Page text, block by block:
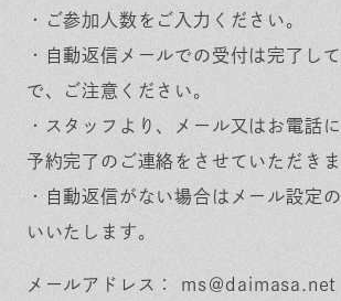
・ご参加人数をご入力ください。
・自動返信メールでの受付は完了し
で、ご注意ください。
・スタッフより、メール又はお電話
予約完了のご連絡をさせていただきま
・自動返信がない場合はメール設定
いいたします。
メールアドレス： ms＠daimasa.net